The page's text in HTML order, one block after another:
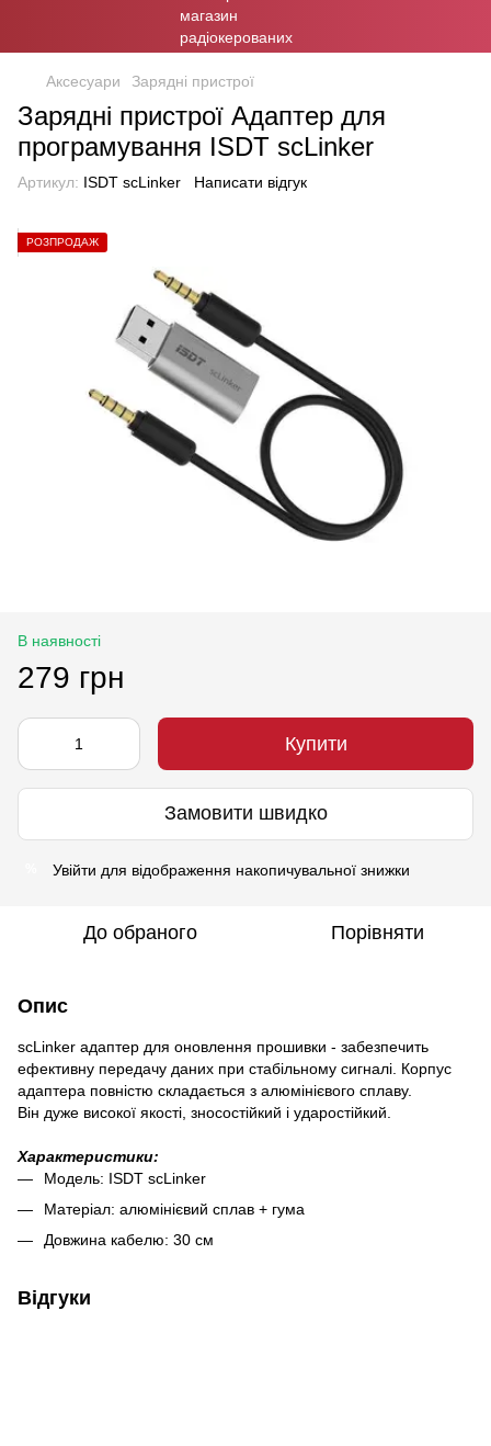
Аксесуари Зарядні пристрої
Зарядні пристрої Адаптер для
програмування ISDT scLinker
Артикул: ISDT scLinker Написати відгук
РОЗПРОДАЖ
В наявності
279 грн
Купити
Замовити швидко
Увійти для відображення накопичувальної знижки
До обраного Порівняти
Опис
scLinker адаптер для оновлення прошивки - забезпечить
ефективну передачу даних при стабільному сигналі. Корпус
адаптера повністю складається з алюмінієвого сплаву.
Він дуже високої якості, зносостійкий і ударостійкий.
Характеристики:
Модель: ISDT scLinker
Матеріал: алюмінієвий сплав + гума
Довжина кабелю: 30 см
Відгуки